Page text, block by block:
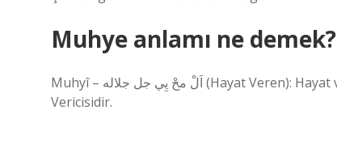
Muhye anlamı ne demek?
Muhyî – اَلْ محْ يِي جل جلاله (Hayat Veren): Hayat veren, hayat veren ve hayat verendir. Her türlü hayat ve canlılığın
Vericisidir.